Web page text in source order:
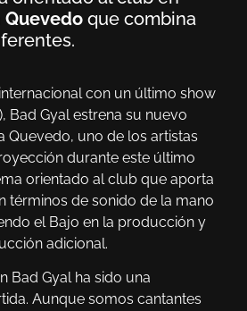
Quevedo que combina
con un último show
Bad Gyal estrena su nuevo
Quevedo, uno de los artistas
durante este último
orientado al club que aporta
términos de sonido de la mano
el Bajo en la producción y
adicional.
Bad Gyal ha sido una
Aunque somos cantantes